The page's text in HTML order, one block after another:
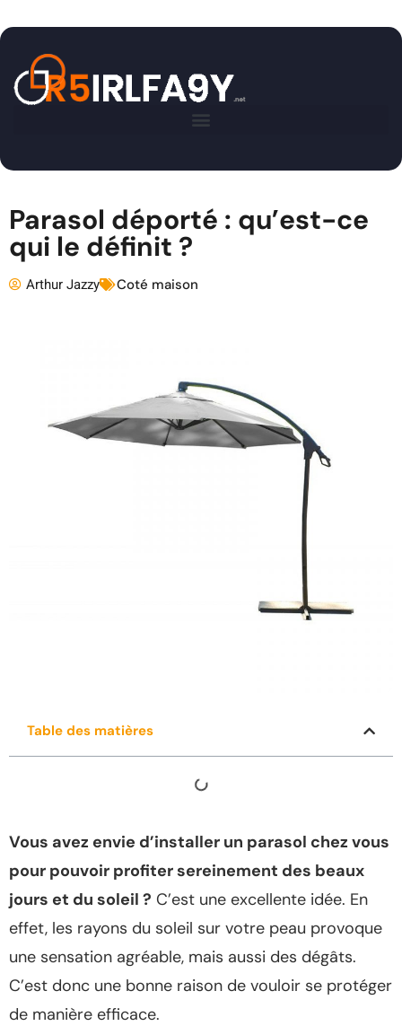
Parasol déporté : qu’est-ce
qui le définit ?
Arthur Jazzy Coté maison
Table des matières
Vous avez envie d’installer un parasol chez vous
pour pouvoir profiter sereinement des beaux
jours et du soleil ? C’est une excellente idée. En
effet, les rayons du soleil sur votre peau provoque
une sensation agréable, mais aussi des dégâts.
C’est donc une bonne raison de vouloir se protéger
de manière efficace.